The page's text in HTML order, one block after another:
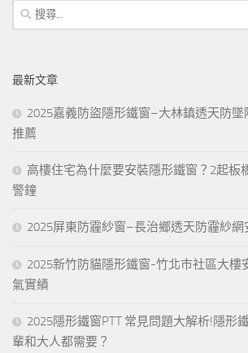
搜
尋
字:
最新文章
2025嘉義防盜隱形鐵窗–大林鎮透天防
推薦
高樓住宅為什麼要安裝隱形鐵窗？2起板
警鐘
2025屏東防霾紗窗–長治鄉透天防霾紗
2025新竹防貓隱形鐵窗-竹北市社區大樓
氣實績
2025隱形鐵窗PTT 常見問題大解析!隱形
輩和大人都需要？